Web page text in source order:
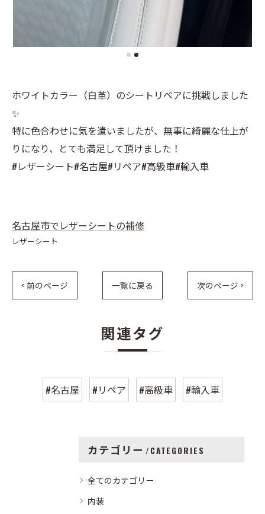
ホワイトカラー（白革）のシートリペアに挑戦しました
✨
特に色合わせに気を遣いましたが、無事に綺麗な仕上が
りになり、とても満足して頂けました！
#レザーシート#名古屋#リペア#高級車#輸入車
名古屋市でレザーシートの補修
レザーシート
< 前のページ 一覧に戻る 次のページ >
関連タグ
#名古屋 #リペア #高級車 #輸入車
カテゴリー CATEGORIES
全てのカテゴリー
内装